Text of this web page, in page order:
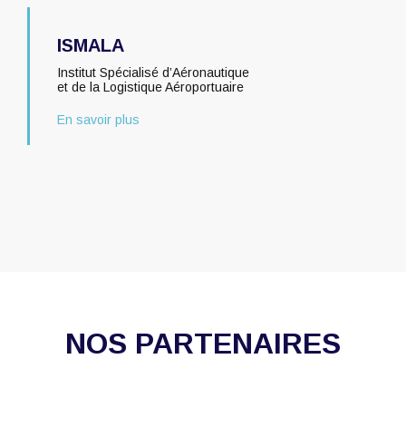
ISMALA
Institut Spécialisé d’Aéronautique
et de la Logistique Aéroportuaire
En savoir plus
NOS PARTENAIRES